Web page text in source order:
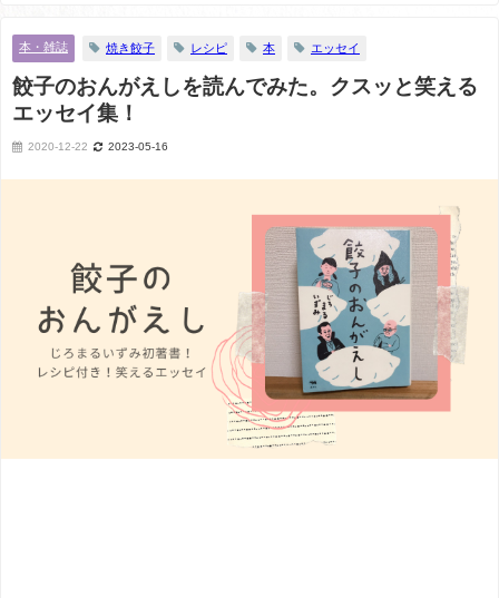
本・雑誌 焼き餃子 レシピ 本 エッセイ
餃子のおんがえしを読んでみた。クスッと笑える
エッセイ集！
2020-12-22 2023-05-16